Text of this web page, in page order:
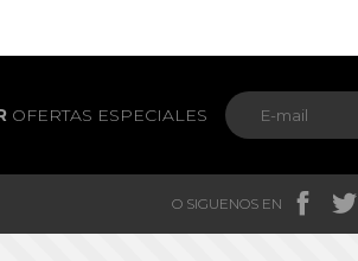
OFERTAS ESPECIALES
O SIGUENOS EN  